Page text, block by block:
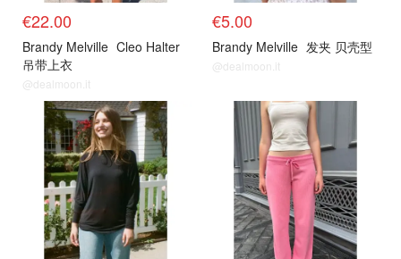
€22.00
Brandy Melville Cleo Halter
吊带上衣
@dealmoon.it
€5.00
Brandy Melville 发夹 贝壳型
@dealmoon.it